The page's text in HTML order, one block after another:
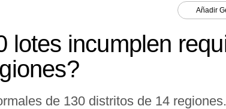
Añadir
lotes incumplen
de 130 distritos de 14 regiones.